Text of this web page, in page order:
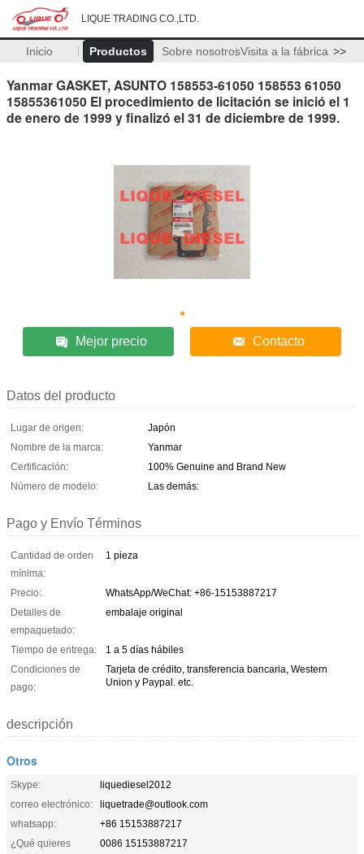
LIQUE TRADING CO.,LTD.
Inicio Productos Sobre nosotrosVisita a la fábrica >>
Yanmar GASKET, ASUNTO 158553-61050 158553 61050
15855361050 El procedimiento de licitación se inició el 1
de enero de 1999 y finalizó el 31 de diciembre de 1999.
Mejor precio Contacto
Datos del producto
Lugar de origen:
Japón
Nombre de la marca:
Yanmar
Certificación:
100% Genuine and Brand New
Número de modelo:
Las demás:
Pago y Envío Términos
Cantidad de orden
mínima:
1 pieza
Precio:
WhatsApp/WeChat: +86-15153887217
Detalles de
empaquetado:
embalaje original
Tiempo de entrega:
1 a 5 días hábiles
Condiciones de
pago:
Tarjeta de crédito, transferencia bancaria, Western
Union y Paypal. etc.
descripción
Otros
Skype:
liquediesel2012
correo electrónico:
liquetrade@outlook.com
whatsapp:
+86 15153887217
¿Qué quieres
0086 15153887217